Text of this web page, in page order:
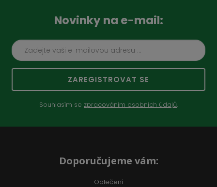
Novinky na e-mail:
ZAREGISTROVAT SE
Souhlasím se zpracováním osobních údajů.
Doporučujeme vám:
Oblečení